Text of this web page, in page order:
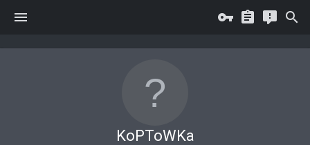
KoPToWKa